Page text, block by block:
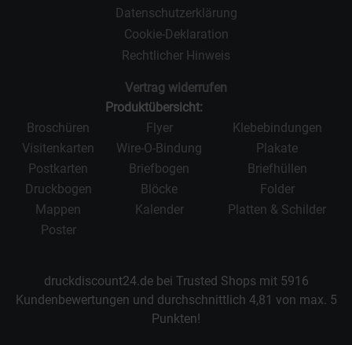
Datenschutzerklärung
Cookie-Deklaration
Rechtlicher Hinweis
Vertrag widerrufen
Produktübersicht:
Broschüren
Flyer
Klebebindungen
Visitenkarten
Wire-O-Bindung
Plakate
Postkarten
Briefbogen
Briefhüllen
Druckbogen
Blöcke
Folder
Mappen
Kalender
Platten & Schilder
Poster
druckdiscount24.de bei Trusted Shops mit 5916
Kundenbewertungen und durchschnittlich 4,81 von max. 5
Punkten!